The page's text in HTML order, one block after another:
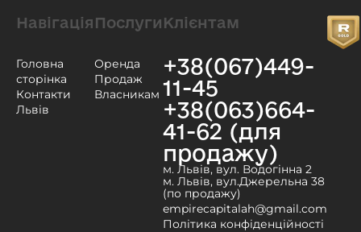
Навігація
Головна
сторінка
Контакти
Львів
Послуги
Оренда
Продаж
Власникам
Клієнтам
+38(067)449-
11-45
+38(063)664-
41-62 (для
продажу)
м. Львів, вул. Водогінна 2
м. Львів, вул.Джерельна 38
(по продажу)
empirecapitalah@gmail.com
Політика конфіденційності